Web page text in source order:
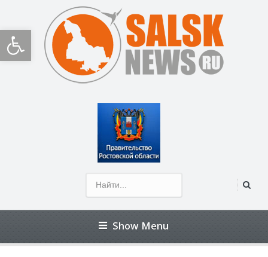
Открыть панель инструментов
Show Menu